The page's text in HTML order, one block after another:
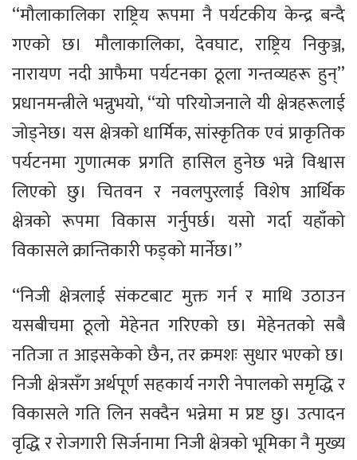
‘‘मौलाकालिका राष्ट्रिय रूपमा नै पर्यटकीय केन्द्र बन्दै
गएको छ। मौलाकालिका, देवघाट, राष्ट्रिय निकुञ्ज,
नारायण नदी आफैमा पर्यटनका ठूला गन्तव्यहरू हुन्’’
प्रधानमन्त्रीले भन्नुभयो, ‘‘यो परियोजनाले यी क्षेत्रहरूलाई
जोड्नेछ। यस क्षेत्रको धार्मिक, सांस्कृतिक एवं प्राकृतिक
पर्यटनमा गुणात्मक प्रगति हासिल हुनेछ भन्ने विश्वास
लिएको छु। चितवन र नवलपुरलाई विशेष आर्थिक
क्षेत्रको रूपमा विकास गर्नुपर्छ। यसो गर्दा यहाँको
विकासले क्रान्तिकारी फड्को मार्नेछ।’’
‘‘निजी क्षेत्रलाई संकटबाट मुक्त गर्न र माथि उठाउन
यसबीचमा ठूलो मेहेनत गरिएको छ। मेहेनतको सबै
नतिजा त आइसकेको छैन, तर क्रमशः सुधार भएको छ।
निजी क्षेत्रसँग अर्थपूर्ण सहकार्य नगरी नेपालको समृद्धि र
विकासले गति लिन सक्दैन भन्नेमा म प्रष्ट छु। उत्पादन
वृद्धि र रोजगारी सिर्जनामा निजी क्षेत्रको भूमिका नै मुख्य